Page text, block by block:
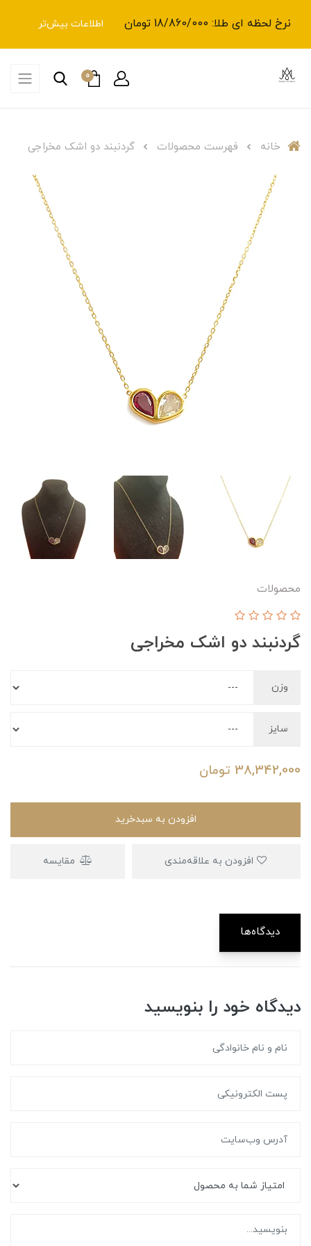
نرخ لحظه ای طلا: 18/860/000 تومان اطلاعات بیش‌تر
0
خانه فهرست محصولات گردنبند دو اشک مخراجی
محصولات
گردنبند دو اشک مخراجی
وزن
سایز
38,342,000 تومان
افزودن به سبدخرید
مقایسه
دیدگاه‌ها
دیدگاه خود را بنویسید